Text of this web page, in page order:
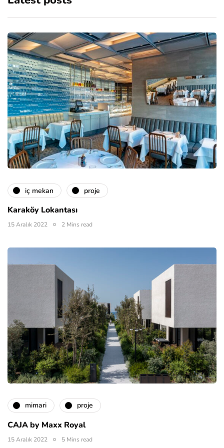
i̇ç mekan proje
Karaköy Lokantası
15 Aralık 2022 2 Mins read
mimari proje
CAJA by Maxx Royal
15 Aralık 2022 5 Mins read